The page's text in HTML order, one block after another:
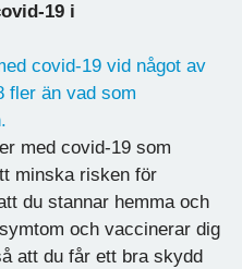
19 i
covid-19 vid något av
fler än vad som
med covid-19 som
minska risken för
du stannar hemma och
och vaccinerar dig
att du får ett bra skydd